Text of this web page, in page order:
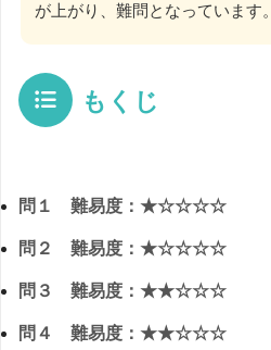
が上がり、難問となっています。
もくじ
問１ 難易度：★☆☆☆☆
問２ 難易度：★☆☆☆☆
問３ 難易度：★★☆☆☆
問４ 難易度：★★☆☆☆